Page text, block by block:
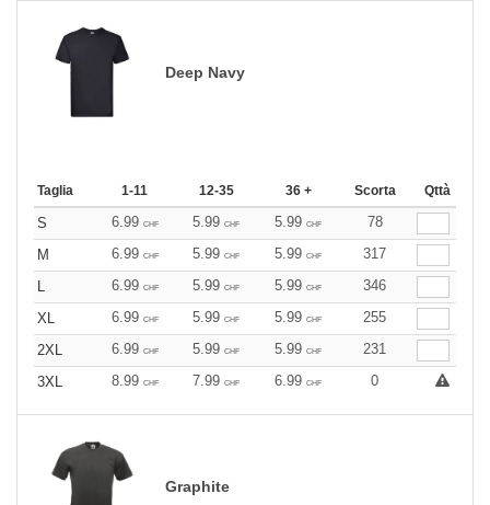
Deep Navy
Taglia 1-11 12-35 36 + Scorta Qttà
S 6.99 CHF 5.99 CHF 5.99 CHF
78
M
6.99 CHF 5.99 CHF 5.99 CHF
317
L
6.99 CHF 5.99 CHF 5.99 CHF
346
XL
6.99 CHF 5.99 CHF 5.99 CHF
255
2XL
6.99 CHF 5.99 CHF 5.99 CHF
231
3XL
8.99 CHF 7.99 CHF 6.99 CHF 0
Graphite